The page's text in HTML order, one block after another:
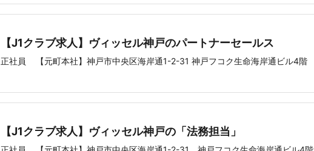
【J1クラブ求人】ヴィッセル神戸のパートナーセールス
正社員 【元町本社】神戸市中央区海岸通1-2-31 神戸フコク生命海岸通ビル4階
【J1クラブ求人】ヴィッセル神戸の「法務担当」